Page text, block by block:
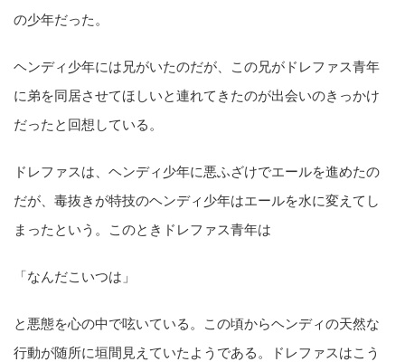
の少年だった。
ヘンディ少年には兄がいたのだが、この兄がドレファス青年
に弟を同居させてほしいと連れてきたのが出会いのきっかけ
だったと回想している。
ドレファスは、ヘンディ少年に悪ふざけでエールを進めたの
だが、毒抜きが特技のヘンディ少年はエールを水に変えてし
まったという。このときドレファス青年は
「なんだこいつは」
と悪態を心の中で呟いている。この頃からヘンディの天然な
行動が随所に垣間見えていたようである。ドレファスはこう